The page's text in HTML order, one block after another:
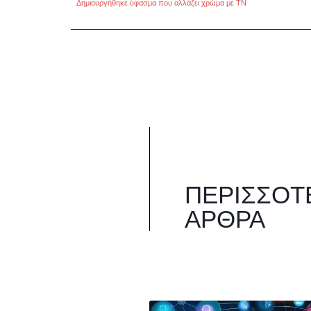
Δημιουργήθηκε ύφασμα που αλλάζει χρώμα με ΤΝ
ΆΡΘΡΑ